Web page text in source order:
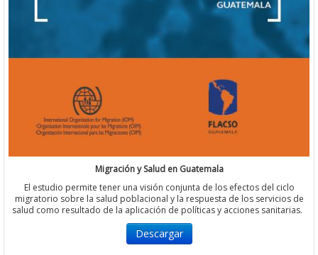
Migración y Salud en Guatemala
El estudio permite tener una visión conjunta de los efectos del ciclo
migratorio sobre la salud poblacional y la respuesta de los servicios de
salud como resultado de la aplicación de políticas y acciones sanitarias.
Descargar